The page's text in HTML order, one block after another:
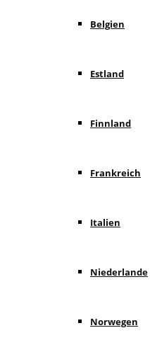
Belgien
Estland
Finnland
Frankreich
Italien
Niederlande
Norwegen